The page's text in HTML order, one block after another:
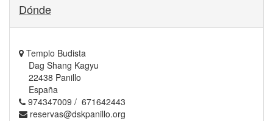
Dónde
Templo Budista
Dag Shang Kagyu
22438 Panillo
España
974347009 / 671642443
reservas@dskpanillo.org